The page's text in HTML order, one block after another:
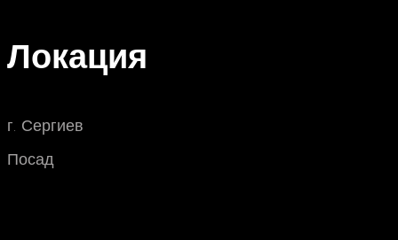
Локация
г. Сергиев
Посад